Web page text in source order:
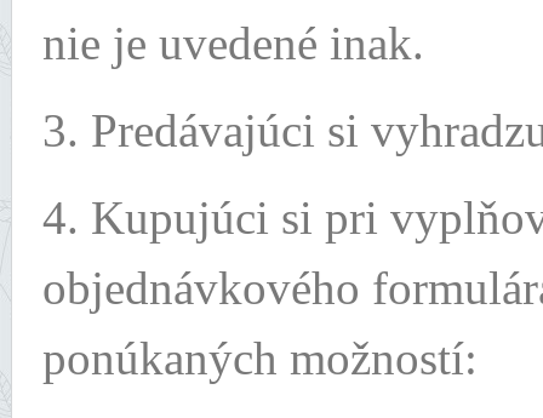
nie je uvedené inak.
3. Predávajúci si
4. Kupujúci si pri
objednávkového
ponúkaných možností: